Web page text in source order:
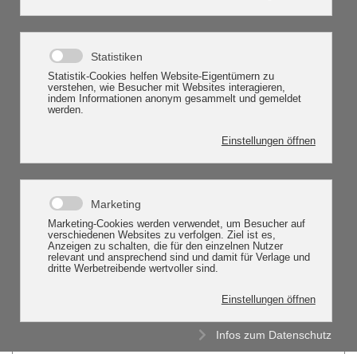
Infos zum Datenschutz
Statistiken
Statistik-Cookies helfen Website-Eigentümern zu
verstehen, wie Besucher mit Websites interagieren,
indem Informationen anonym gesammelt und gemeldet
werden.
Einstellungen öffnen
Marketing
Marketing-Cookies werden verwendet, um Besucher auf
verschiedenen Websites zu verfolgen. Ziel ist es,
Anzeigen zu schalten, die für den einzelnen Nutzer
relevant und ansprechend sind und damit für Verlage und
dritte Werbetreibende wertvoller sind.
Einstellungen öffnen
STRASSE (*)
TELEFON(*)
PLZ UND ORT(*)